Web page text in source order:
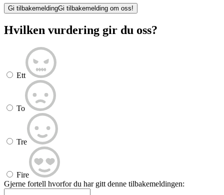
Gi tilbakemeldingGi tilbakemelding om oss!
Hvilken vurdering gir du oss?
Ett
To
Tre
Fire
Gjerne fortell hvorfor du har gitt denne tilbakemeldingen: